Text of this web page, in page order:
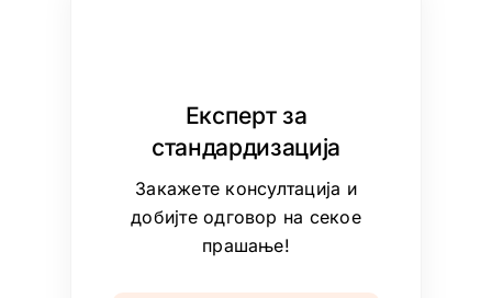
Експерт за
стандардизација
Закажете консултација и
добијте одговор на секое
прашање!